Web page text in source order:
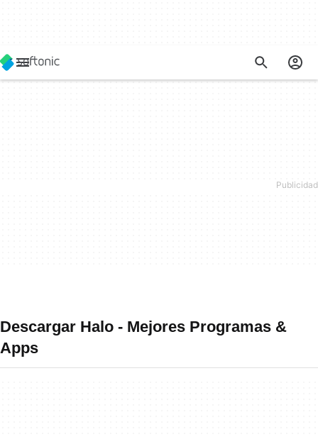
Descargar Halo - Mejores Programas &
Apps